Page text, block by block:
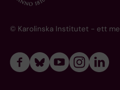
© Karolinska Institutet - ett